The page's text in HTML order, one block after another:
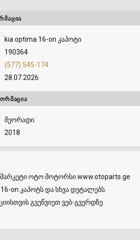
kia optima 16-on კაპოტი
190364
(577) 545-174
28.07.2026
მეორადი
2018
ოტო მოტორსი www.otoparts.ge
on კაპოტს და სხვა დეტალებს.
გვეწვიეთ ვებ-გვერდზე